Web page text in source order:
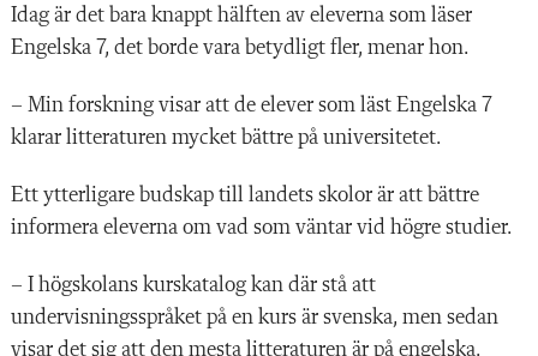
Idag är det bara knappt hälften av eleverna som läser
Engelska 7, det borde vara betydligt fler, menar hon.
– Min forskning visar att de elever som läst Engelska 7
klarar litteraturen mycket bättre på universitetet.
Ett ytterligare budskap till landets skolor är att bättre
informera eleverna om vad som väntar vid högre studier.
– I högskolans kurskatalog kan där stå att
undervisningsspråket på en kurs är svenska, men sedan
visar det sig att den mesta litteraturen är på engelska.